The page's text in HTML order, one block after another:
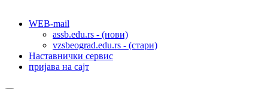
WEB-mail
assb.edu.rs - (нови)
vzsbeograd.edu.rs - (стари)
Наставнички сервис
пријава на сајт